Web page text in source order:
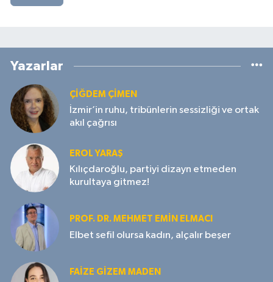
Yazarlar
ÇIĞDEM ÇIMEN
İzmir’in ruhu, tribünlerin sessizliği ve ortak
akıl çağrısı
EROL YARAŞ
Kılıçdaroğlu, partiyi dizayn etmeden
kurultaya gitmez!
PROF. DR. MEHMET EMIN ELMACI
Elbet sefil olursa kadın, alçalır beşer
FAIZE GIZEM MADEN